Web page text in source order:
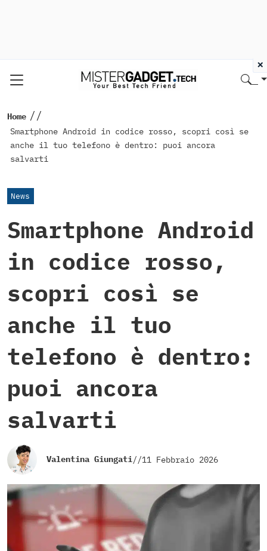
Home //
Smartphone Android in codice rosso, scopri così se
anche il tuo telefono è dentro: puoi ancora
salvarti
News
Smartphone Android
in codice rosso,
scopri così se
anche il tuo
telefono è dentro:
puoi ancora
salvarti
Valentina Giungati//11 Febbraio 2026
×